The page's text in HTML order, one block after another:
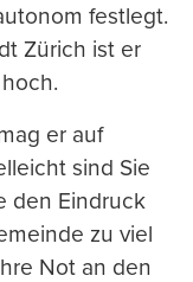
festlegt.
Zürich ist er
er auf
sind Sie
den Eindruck
zu viel
Not an den